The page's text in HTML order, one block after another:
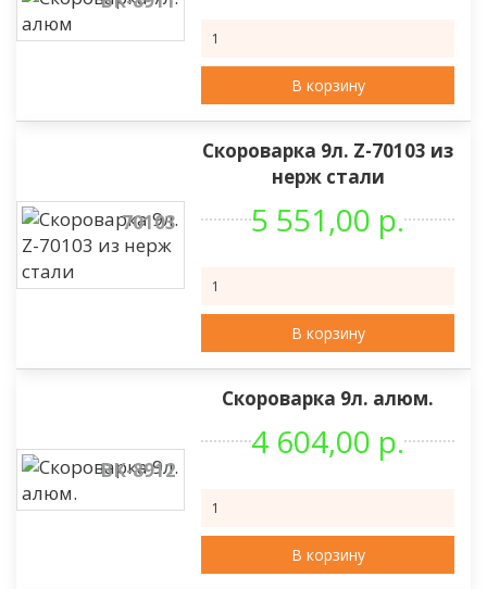
В корзину
70103
Скороварка 9л. Z-70103 из
нерж стали
5 551,00 р.
В корзину
ВК-8912
Скороварка 9л. алюм.
4 604,00 р.
В корзину